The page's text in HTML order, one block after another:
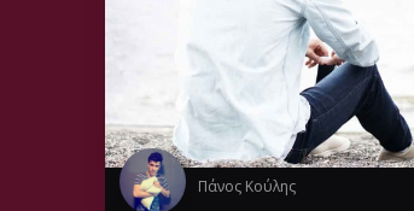
Πάνος Κούλης